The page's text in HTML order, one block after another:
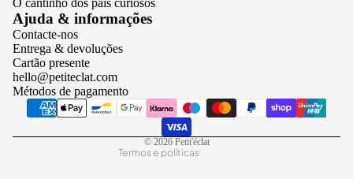
O cantinho dos pais curiosos
Ajuda & informações
Contacte-nos
Entrega & devoluções
Cartão presente
hello@petiteclat.com
Métodos de pagamento
© 2026 Petit'éclat
Termos e políticas
Política de privacidade
Termos do serviço
Política de reembolso
Política de envio
Aviso legal